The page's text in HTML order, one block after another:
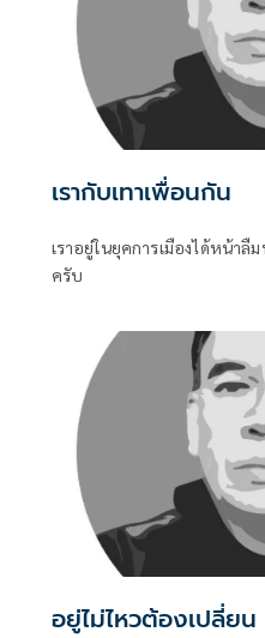
เรากับเทาเพื่อนกัน
เราอยู่ในยุคการเมืองได้หน้า
ครับ
อยู่ไม่ไหวต้องเปลี่ยน